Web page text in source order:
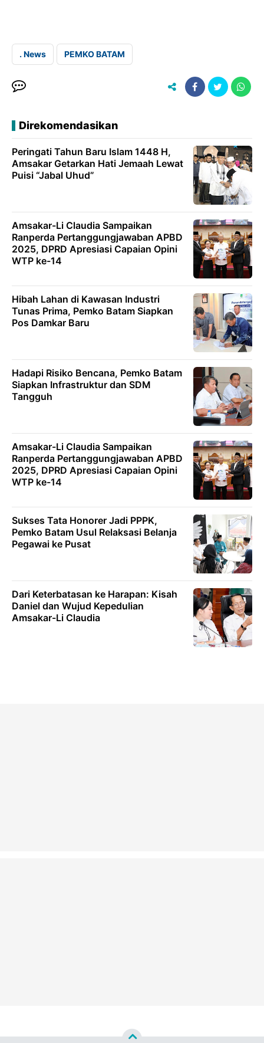
. News PEMKO BATAM
Direkomendasikan
Peringati Tahun Baru Islam 1448 H,
Amsakar Getarkan Hati Jemaah Lewat
Puisi “Jabal Uhud”
Amsakar-Li Claudia Sampaikan
Ranperda Pertanggungjawaban APBD
2025, DPRD Apresiasi Capaian Opini
WTP ke-14
Hibah Lahan di Kawasan Industri
Tunas Prima, Pemko Batam Siapkan
Pos Damkar Baru
Hadapi Risiko Bencana, Pemko Batam
Siapkan Infrastruktur dan SDM
Tangguh
Amsakar-Li Claudia Sampaikan
Ranperda Pertanggungjawaban APBD
2025, DPRD Apresiasi Capaian Opini
WTP ke-14
Sukses Tata Honorer Jadi PPPK,
Pemko Batam Usul Relaksasi Belanja
Pegawai ke Pusat
Dari Keterbatasan ke Harapan: Kisah
Daniel dan Wujud Kepedulian
Amsakar-Li Claudia